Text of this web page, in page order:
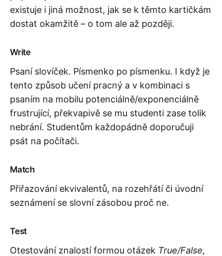
existuje i jiná možnost, jak se k těmto kartičkám
dostat okamžitě – o tom ale až později.
Write
Psaní slovíček. Písmenko po písmenku. I když je
tento způsob učení pracný a v kombinaci s
psaním na mobilu potenciálně/exponenciálně
frustrující, překvapivě se mu studenti zase tolik
nebrání. Studentům každopádně doporučuji
psát na počítači.
Match
Přiřazování ekvivalentů, na rozehřátí či úvodní
seznámení se slovní zásobou proč ne.
Test
Otestování znalostí formou otázek True/False,